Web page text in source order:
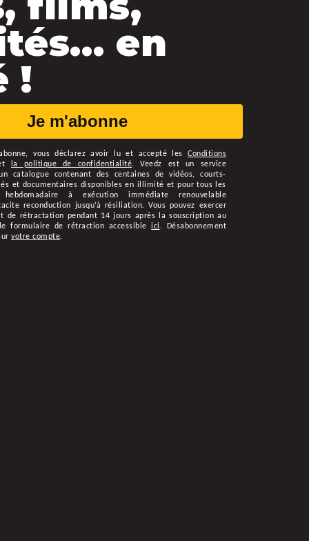
en
!
Je m'abonne
, vous déclarez avoir lu et accepté lesConditions
la politique de confidentialité.Veedz est un service
catalogue contenant des centaines de vidéos, courts-
et documentaires disponibles en illimité et pour tous les
hebdomadaire à exécution immédiate renouvelable
reconduction jusqu’à résiliation. Vous pouvez exercer
de rétractation pendant 14 jours après la souscription au
formulaire de rétraction accessibleici. Désabonnement
votre compte.